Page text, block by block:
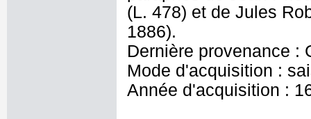
(L. 478) et de Jules
1886).
Dernière provenance :
Mode d'acquisition :
Année d'acquisition :